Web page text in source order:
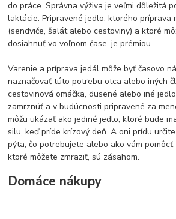
do práce. Správna výživa je veľmi dôležitá
laktácie. Pripravené jedlo, ktorého príprava
(sendviče, šalát alebo cestoviny) a ktoré
dosiahnuť vo voľnom čase, je prémiou.
Varenie a príprava jedál môže byť časovo
naznačovať túto potrebu otca alebo iných
cestovinová omáčka, dusené alebo iné
zamrznúť a v budúcnosti pripravené za
môžu ukázať ako jediné jedlo, ktoré bude
silu, keď príde krízový deň. A oni prídu
pýta, čo potrebujete alebo ako vám
ktoré môžete zmraziť, sú zásahom.
Domáce nákupy